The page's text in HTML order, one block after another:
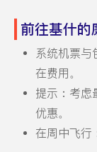
前往基什的
系统机票与
在费用。
提示：考虑
优惠。
在周中飞行